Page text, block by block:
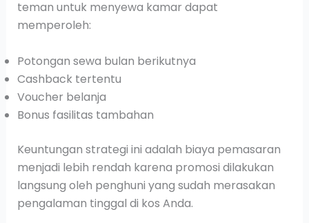
teman untuk menyewa kamar dapat
memperoleh:
Potongan sewa bulan berikutnya
Cashback tertentu
Voucher belanja
Bonus fasilitas tambahan
Keuntungan strategi ini adalah biaya pemasaran
menjadi lebih rendah karena promosi dilakukan
langsung oleh penghuni yang sudah merasakan
pengalaman tinggal di kos Anda.